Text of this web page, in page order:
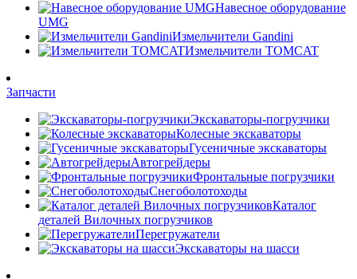
Навесное оборудование
UMG
Измельчители Gandini
Измельчители TOMCAT
Запчасти
Экскаваторы-погрузчики
Колесные экскаваторы
Гусеничные экскаваторы
Автогрейдеры
Фронтальные погрузчики
Снегоболотоходы
Каталог
деталей Вилочных погрузчиков
Перегружатели
Экскаваторы на шасси